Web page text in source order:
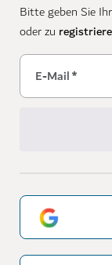
Bitte geben Sie
oder zu
E-Mail*